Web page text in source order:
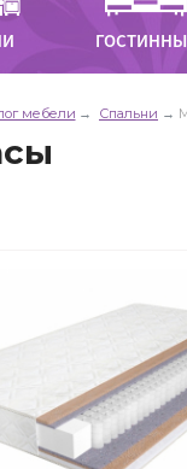
мебели Спальни